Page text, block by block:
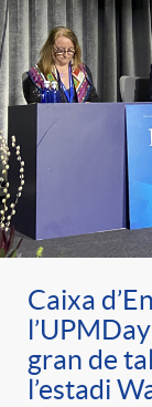
Caixa
gran de
l’estadi